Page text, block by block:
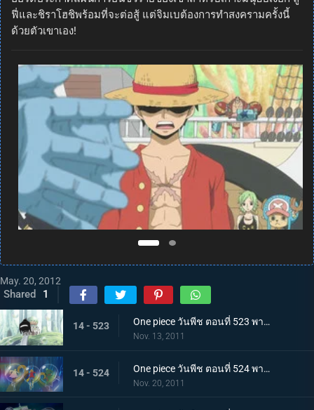
ฟี่และชิราโฮชิพร้อมที่จะต่อสู้ แต่จิมเบต้องการทำสงครามครั้งนี้
ด้วยตัวเขาเอง!
May. 20, 2012
Shared 1
14 - 523 One piece วันพีช ตอนที่ 523 พากย์ไทย ความจริงที่น่าตกตะลึง ชายผู้ปกป้องเรือซันนี่
Nov. 13, 2011
14 - 524 One piece วันพีช ตอนที่ 524 พากย์ไทย การต่อสู้ใต้ทะเลที่แลกด้วยชีวิต! สัตว์ประหลาดแห่งท้องทะเลปรากฏ
Nov. 20, 2011